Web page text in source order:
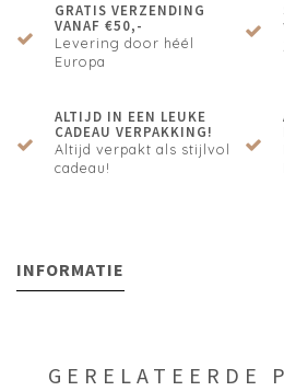
GRATIS VERZENDING
VANAF €50,-
Levering door héél
Europa
ALTIJD IN EEN LEUKE
CADEAU VERPAKKING!
Altijd verpakt als stijlvol
cadeau!
INFORMATIE
GERELATEERDE